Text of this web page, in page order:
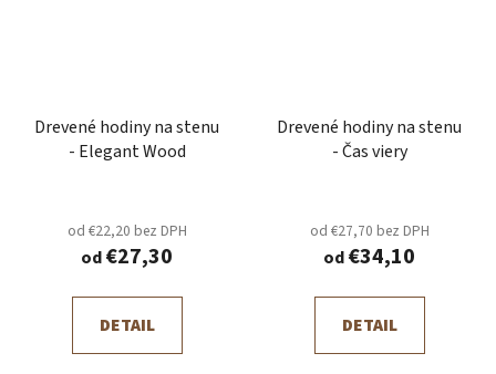
Drevené hodiny na stenu
- Elegant Wood
od €22,20 bez DPH
od€27,30
DETAIL
Drevené hodiny na stenu
- Čas viery
od €27,70 bez DPH
od€34,10
DETAIL